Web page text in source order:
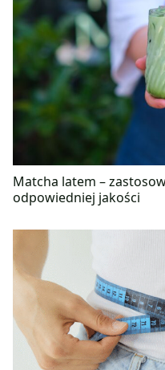
Matcha latem –
odpowiedniej jakości